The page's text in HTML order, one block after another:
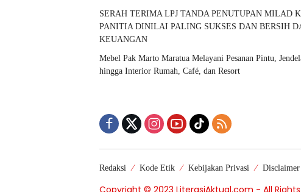
SERAH TERIMA LPJ TANDA PENUTUPAN MILAD
PANITIA DINILAI PALING SUKSES DAN BERSIH
KEUANGAN
Mebel Pak Marto Maratua Melayani Pesanan Pintu,
hingga Interior Rumah, Café, dan Resort
Redaksi Kode Etik Kebijakan Privasi Disclaimer
Copyright © 2023 LiterasiAktual.com - All